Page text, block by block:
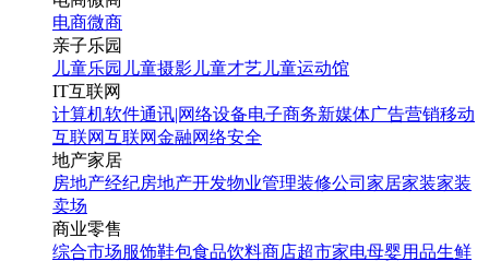
电商微商
亲子乐园
儿童乐园 儿童摄影 儿童才艺 儿童运动馆
IT互联网
计算机软件通讯|网络设备电子商务新媒体广告营销移动
互联网互联网金融网络安全
地产家居
房地产经纪房地产开发物业管理装修公司 家居家装家装
卖场
商业零售
综合市场服饰鞋包食品饮料商店超市家电母婴用品生鲜